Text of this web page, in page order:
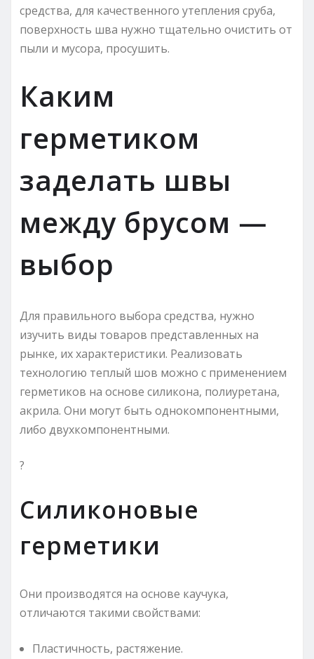
средства, для качественного утепления сруба,
поверхность шва нужно тщательно очистить от
пыли и мусора, просушить.
Каким
герметиком
заделать швы
между брусом —
выбор
Для правильного выбора средства, нужно
изучить виды товаров представленных на
рынке, их характеристики. Реализовать
технологию теплый шов можно с применением
герметиков на основе силикона, полиуретана,
акрила. Они могут быть однокомпонентными,
либо двухкомпонентными.
?
Силиконовые
герметики
Они производятся на основе каучука,
отличаются такими свойствами:
Пластичность, растяжение.